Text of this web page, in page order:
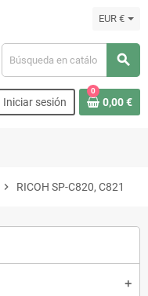
EUR €
search
Iniciar sesión
0
0,00 €
chevron_right RICOH SP-C820, C821